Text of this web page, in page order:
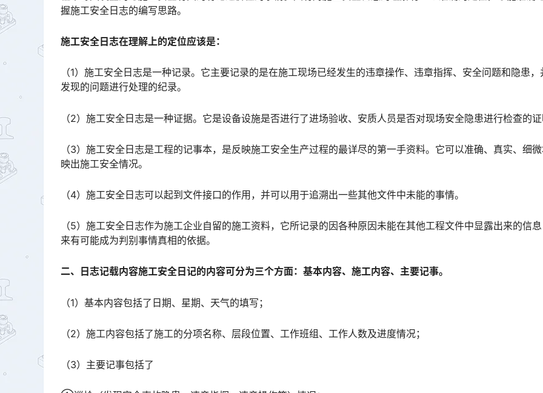
握施工安全日志的编写思路。󠅅󠅃󠄵󠅂󠄪󠇖󠆨󠆨󠇕󠆞󠆒󠅬󠇘󠆭󠆘󠇙󠆝󠅵󠇗󠆭󠆁󠄐󠇗󠅹󠅸󠇖󠆍󠅳󠇖󠅹󠅰󠇖󠆌󠅹
施工安全日志在理解上的定位应该是：
（1）施工安全日志是一种记录。它主要记录的是在施工现场已经发生的违章操作、违章指挥、安全问题和隐患，
发现的问题进行处理的纪录。
（2）施工安全日志是一种证据。它是设备设施是否进行了进场验收、安质人员是否对现场安全隐患进行检查的
（3）施工安全日志是工程的记事本，是反映施工安全生产过程的最详尽的第一手资料。它可以准确、真实、细
映出施工安全情况。
（4）施工安全日志可以起到文件接口的作用，并可以用于追溯出一些其他文件中未能的事情。
（5）施工安全日志作为施工企业自留的施工资料，它所记录的因各种原因未能在其他工程文件中显露出来的信
来有可能成为判别事情真相的依据。
二、日志记载内容施工安全日记的内容可分为三个方面：基本内容、施工内容、主要记事。
（1）基本内容包括了日期、星期、天气的填写；
（2）施工内容包括了施工的分项名称、层段位置、工作班组、工作人数及进度情况；
（3）主要记事包括了